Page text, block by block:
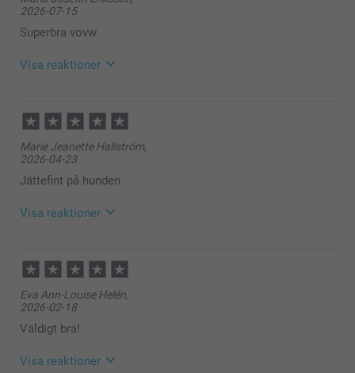
2026-07-15
Superbra vovw
Visa reaktioner
11:37
Hej Maria,
Tack för ⭐️⭐️⭐⭐️⭐️! Det glädjer oss att du är nöjd med
din namnbricka till husdjur.
🩵-liga hälsningar
Helene @smartphoto
Marie Jeanette Hallström,
2026-04-23
Jättefint på hunden
Visa reaktioner
08:59
Hej!
Tusen tack för ditt fina omdöme och ⭐️⭐️⭐️⭐️⭐️. Vad
roligt att höra att du är nöjd med namnbrickan till din
hund 💕
Kirsi @smartphoto
Eva Ann-Louise Helén,
2026-02-18
Väldigt bra!
Visa reaktioner